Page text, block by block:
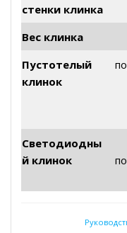
стенки клинка
Вес клинка
Пустотелый
клинок
Светодиодны
й клинок